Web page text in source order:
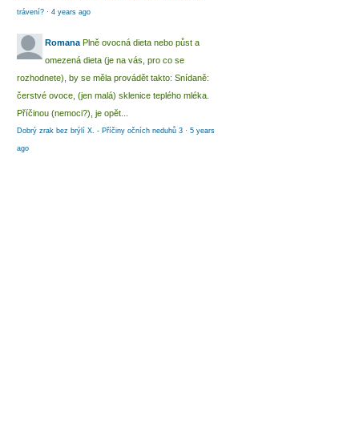
trávení? · 4 years ago
Romana Plně ovocná dieta nebo půst a
omezená dieta (je na vás, pro co se
rozhodnete), by se měla provádět takto: Snídaně:
čerstvé ovoce, (jen malá) sklenice teplého mléka.
Příčinou (nemoci?), je opět...
Dobrý zrak bez brýlí X. - Příčiny očních neduhů 3 · 5 years
ago